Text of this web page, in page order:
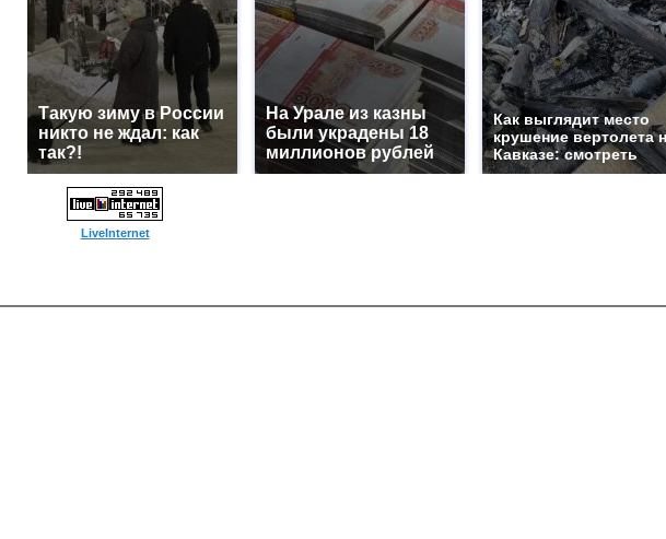
Такую зиму в России
никто не ждал: как
так?!
На Урале из казны
были украдены 18
миллионов рублей
Как выглядит место
крушение вертолета
Кавказе: смотреть
LiveInternet